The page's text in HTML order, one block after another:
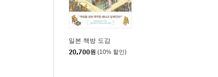
히라스마서방 | 시간을 잊은 옛 우체국 건물이 맺
오요요서림 신타테마치점 | 마음 가는 대로 책을
이시비키 퍼블릭 | 미대생의 눈길을 사로잡는 초대
히미쓰노책방 | 영화관 티켓 창구에서 은밀하게 만
모두의 도서관 산카쿠 | 한 칸 서가로 만든 역 상점
일본 책방 도감
20,700원 (10% 할인)